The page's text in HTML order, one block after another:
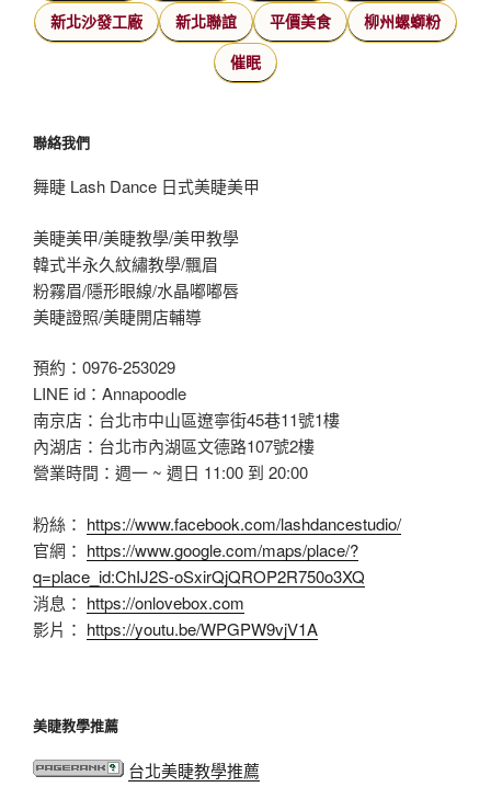
新北沙發工廠 新北聯誼 平價美食 柳州螺螄粉
催眠
聯絡我們
舞睫 Lash Dance 日式美睫美甲
美睫美甲/美睫教學/美甲教學
韓式半永久紋繡教學/飄眉
粉霧眉/隱形眼線/水晶嘟嘟唇
美睫證照/美睫開店輔導
預約：0976-253029
LINE id：Annapoodle
南京店：台北市中山區遼寧街45巷11號1樓
內湖店：台北市內湖區文德路107號2樓
營業時間：週一 ~ 週日 11:00 到 20:00
粉絲： https://www.facebook.com/lashdancestudio/
官網： https://www.google.com/maps/place/?
q=place_id:ChIJ2S-oSxirQjQROP2R750o3XQ
消息： https://onlovebox.com
影片： https://youtu.be/WPGPW9vjV1A
美睫教學推薦
台北美睫教學推薦